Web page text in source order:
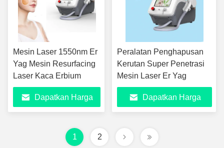
Mesin Laser 1550nm Er
Yag Mesin Resurfacing
Laser Kaca Erbium
Dapatkan Harga
Peralatan Penghapusan
Kerutan Super Penetrasi
Mesin Laser Er Yag
Dapatkan Harga
1 2